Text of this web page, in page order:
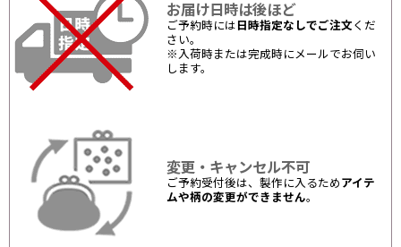
お届け日時は後ほど
ご予約時には 日時指定なしでご注文 くだ
さい。
※入荷時または完成時にメールでお伺い
します。
変更・キャンセル不可
ご予約受付後は、製作に入るため アイテ
ムや柄の変更ができません。